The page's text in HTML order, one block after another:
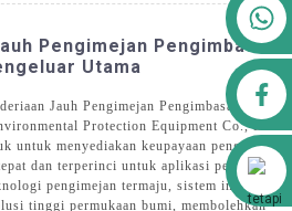
+8613911556761
Alibaba
Pengimejan Pengimbasan
Utama
Jauh Pengimejan Pengimbasan yang
Protection Equipment Co., Ltd.
menyediakan keupayaan pengimejan
dan terperinci untuk aplikasi penderiaan
pengimejan termaju, sistem ini
tinggi permukaan bumi, membolehkan